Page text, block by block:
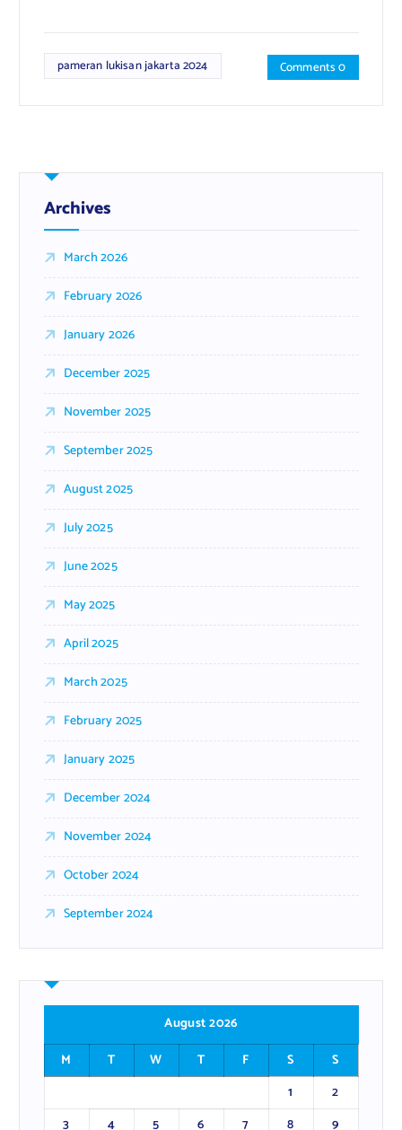
pameran lukisan jakarta 2024 Comments 0
Archives
March 2026
February 2026
January 2026
December 2025
November 2025
September 2025
August 2025
July 2025
June 2025
May 2025
April 2025
March 2025
February 2025
January 2025
December 2024
November 2024
October 2024
September 2024
August 2026
M
T W T F S
S
1
2
3
4 5 6 7 8
9